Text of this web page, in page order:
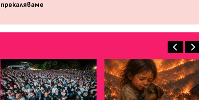
прекаляваме